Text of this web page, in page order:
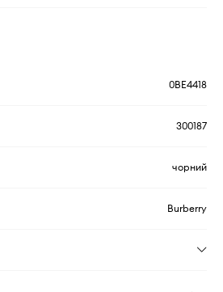
0BE4418
300187
чорний
Burberry